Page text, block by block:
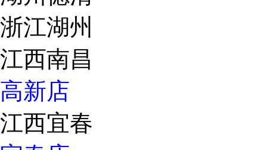
浙江湖州
江西南昌
高新店
江西宜春